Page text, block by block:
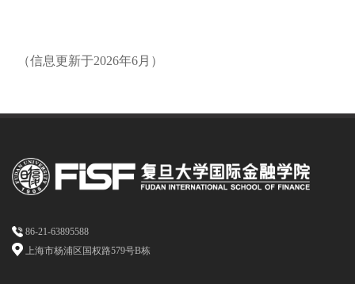
（信息更新于2026年6月）
86-21-63895588
上海市杨浦区国权路579号B栋